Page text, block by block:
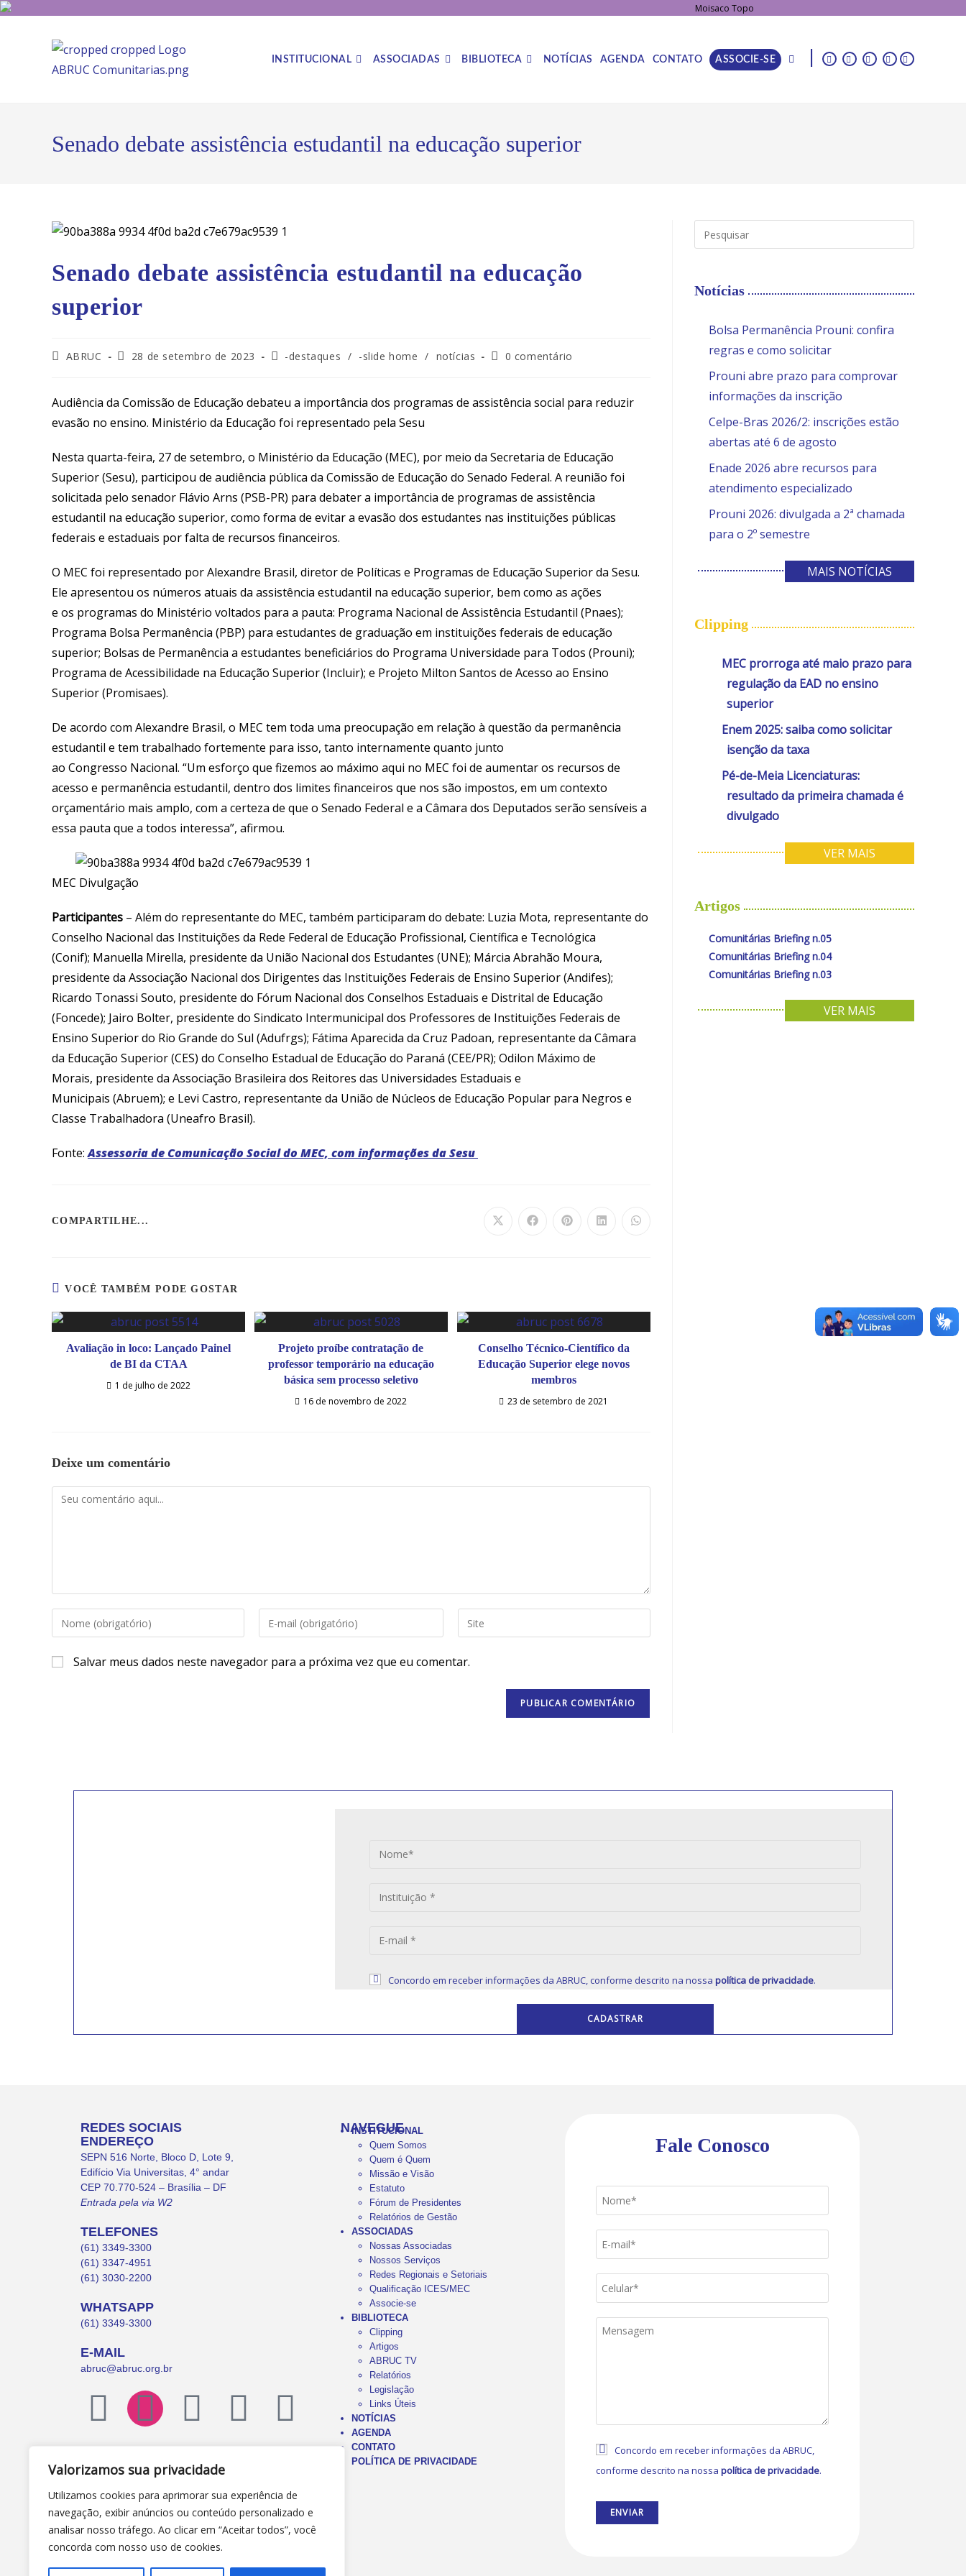
Valorizamos sua privacidade
Utilizamos cookies para aprimorar sua experiência de
navegação, exibir anúncios ou conteúdo personalizado e
analisar nosso tráfego. Ao clicar em “Aceitar todos”, você
concorda com nosso uso de cookies.
|
INSTITUCIONAL ASSOCIADAS BIBLIOTECA NOTÍCIAS AGENDA CONTATO ASSOCIE-SE
Senado debate assistência estudantil na educação superior
Senado debate assistência estudantil na educação
superior
ABRUC 28 de setembro de 2023 -destaques / -slide home / notícias 0 comentário
Audiência da Comissão de Educação debateu a importância dos programas de assistência social para reduzir
evasão no ensino. Ministério da Educação foi representado pela Sesu
Nesta quarta-feira, 27 de setembro, o Ministério da Educação (MEC), por meio da Secretaria de Educação
Superior (Sesu), participou de audiência pública da Comissão de Educação do Senado Federal. A reunião foi
solicitada pelo senador Flávio Arns (PSB-PR) para debater a importância de programas de assistência
estudantil na educação superior, como forma de evitar a evasão dos estudantes nas instituições públicas
federais e estaduais por falta de recursos financeiros.
O MEC foi representado por Alexandre Brasil, diretor de Políticas e Programas de Educação Superior da Sesu.
Ele apresentou os números atuais da assistência estudantil na educação superior, bem como as ações
e os programas do Ministério voltados para a pauta: Programa Nacional de Assistência Estudantil (Pnaes);
Programa Bolsa Permanência (PBP) para estudantes de graduação em instituições federais de educação
superior; Bolsas de Permanência a estudantes beneficiários do Programa Universidade para Todos (Prouni);
Programa de Acessibilidade na Educação Superior (Incluir); e Projeto Milton Santos de Acesso ao Ensino
Superior (Promisaes).
De acordo com Alexandre Brasil, o MEC tem toda uma preocupação em relação à questão da permanência
estudantil e tem trabalhado fortemente para isso, tanto internamente quanto junto
ao Congresso Nacional. “Um esforço que fizemos ao máximo aqui no MEC foi de aumentar os recursos de
acesso e permanência estudantil, dentro dos limites financeiros que nos são impostos, em um contexto
orçamentário mais amplo, com a certeza de que o Senado Federal e a Câmara dos Deputados serão sensíveis a
essa pauta que a todos interessa”, afirmou.
MEC Divulgação
Participantes – Além do representante do MEC, também participaram do debate: Luzia Mota, representante do
Conselho Nacional das Instituições da Rede Federal de Educação Profissional, Científica e Tecnológica
(Conif); Manuella Mirella, presidente da União Nacional dos Estudantes (UNE); Márcia Abrahão Moura,
presidente da Associação Nacional dos Dirigentes das Instituições Federais de Ensino Superior (Andifes);
Ricardo Tonassi Souto, presidente do Fórum Nacional dos Conselhos Estaduais e Distrital de Educação
(Foncede); Jairo Bolter, presidente do Sindicato Intermunicipal dos Professores de Instituições Federais de
Ensino Superior do Rio Grande do Sul (Adufrgs); Fátima Aparecida da Cruz Padoan, representante da Câmara
da Educação Superior (CES) do Conselho Estadual de Educação do Paraná (CEE/PR); Odilon Máximo de
Morais, presidente da Associação Brasileira dos Reitores das Universidades Estaduais e
Municipais (Abruem); e Levi Castro, representante da União de Núcleos de Educação Popular para Negros e
Classe Trabalhadora (Uneafro Brasil).
Fonte:Assessoria de Comunicação Social do MEC, com informações da Sesu
COMPARTILHE...
VOCÊ TAMBÉM PODE GOSTAR
Avaliação in loco: Lançado Painel
de BI da CTAA
1 de julho de 2022
Projeto proíbe contratação de
professor temporário na educação
básica sem processo seletivo
16 de novembro de 2022
Conselho Técnico-Científico da
Educação Superior elege novos
membros
23 de setembro de 2021
Deixe um comentário
Salvar meus dados neste navegador para a próxima vez que eu comentar.
Notícias
Bolsa Permanência Prouni: confira
regras e como solicitar
Prouni abre prazo para comprovar
informações da inscrição
Celpe-Bras 2026/2: inscrições estão
abertas até 6 de agosto
Enade 2026 abre recursos para
atendimento especializado
Prouni 2026: divulgada a 2ª chamada
para o 2º semestre
MAIS NOTÍCIAS
Clipping
MEC prorroga até maio prazo para
regulação da EAD no ensino
superior
Enem 2025: saiba como solicitar
isenção da taxa
Pé-de-Meia Licenciaturas:
resultado da primeira chamada é
divulgado
VER MAIS
Artigos
Comunitárias Briefing n.05
Comunitárias Briefing n.04
Comunitárias Briefing n.03
VER MAIS
Concordo em receber informações da ABRUC, conforme descrito na nossa política de privacidade.
REDES SOCIAIS
ENDEREÇO
SEPN 516 Norte, Bloco D, Lote 9,
Edifício Via Universitas, 4° andar
CEP 70.770-524 – Brasília – DF
Entrada pela via W2
TELEFONES
(61) 3349-3300
(61) 3347-4951
(61) 3030-2200
WHATSAPP
(61) 3349-3300
E-MAIL
abruc@abruc.org.br
NAVEGUE
INSTITUCIONAL
Quem Somos
Quem é Quem
Missão e Visão
Estatuto
Fórum de Presidentes
Relatórios de Gestão
ASSOCIADAS
Nossas Associadas
Nossos Serviços
Redes Regionais e Setoriais
Qualificação ICES/MEC
Associe-se
BIBLIOTECA
Clipping
Artigos
ABRUC TV
Relatórios
Legislação
Links Úteis
NOTÍCIAS
AGENDA
CONTATO
POLÍTICA DE PRIVACIDADE
Fale Conosco
Concordo em receber informações da ABRUC,
conforme descrito na nossapolítica de privacidade.